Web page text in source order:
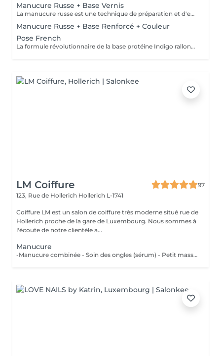
Manucure Russe + Base Vernis
La manucure russe est une technique de préparation et d'embellissement aussi précise qu'efficace, qui consiste à arranger et sculpter délicatement le contour de l'ongle à l'aide d'outils de précision spécialisés. Esthétique mais aussi pratique, ce travail à la base de l'ongle offre un résultat lisse et net : des contours parfaitement définis, des cuticules durablement éliminées, un gain de longueur... En bref, un aspect soigné pour résultat irréprochable. La formule révolutionnaire de la base protéine Indigo rallonge les ongles, les renforcent naturellement et répare les cassures. Le résultat ? De longs ongles fortifiés qui ne se fendent pas, un véritable soin précieux.
Manucure Russe + Base Renforcé + Couleur
Pose French
La formule révolutionnaire de la base protéine Indigo rallonge les ongles, les renforcent naturellement et répare les cassures. Le résultat ? De longs ongles fortifiés qui ne se fendent pas, un véritable soin précieux.
LM Coiffure
97
123, Rue de Hollerich Hollerich L-1741
Coiffure LM est un salon de coiffure très moderne situé rue de
Hollerich proche de la gare de Luxembourg. Nous sommes à
l'écoute de notre clientèle a...
Manucure
-Manucure combinée - Soin des ongles (sérum) - Petit massage